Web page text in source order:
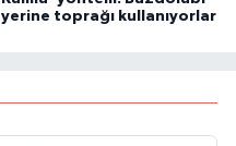
yerine toprağı kullanıyorlar